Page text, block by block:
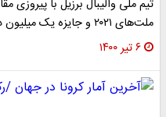
تیم ملی والیبال برزیل با پیروزی
ملت‌های ۲۰۲۱ و جایزه یک میلیون دلاری این مسابقات رسید.
۶ تیر ۱۴۰۰